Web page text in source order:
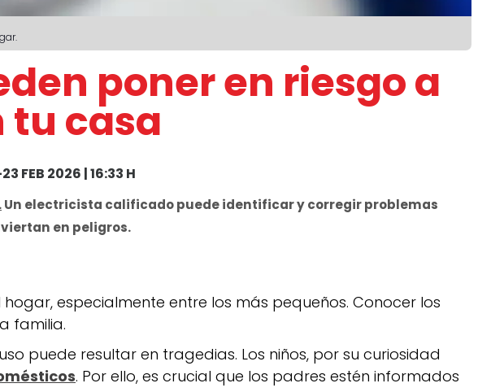
poner en riesgo a
casa
23 FEB 2026 | 16:33 H
Un electricista calificado puede identificar y corregir problemas
en peligros.
especialmente entre los más pequeños. Conocer los
familia.
puede resultar en tragedias. Los niños, por su curiosidad
. Por ello, es crucial que los padres estén informados